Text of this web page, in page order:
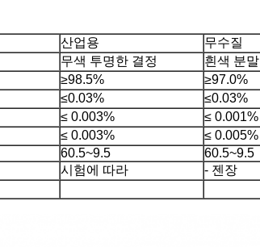
산업용
무수질
무색 투명한 결정
흰색 분말
≥98.5%
≥97.0%
≤0.03%
≤0.03%
≤ 0.003%
≤ 0.001%
≤ 0.003%
≤ 0.005%
60.5~9.5
60.5~9.5
시험에 따라
- 젠장